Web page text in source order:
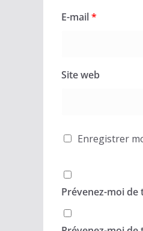
E-mail*
Site web
Enregistrer
Prévenez-moi